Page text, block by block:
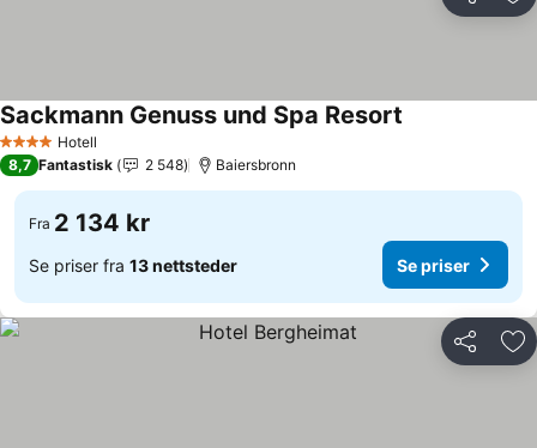
4 StjernerHotell
Sackmann Genuss und Spa Resort
8,7 Fantastisk 2 548 Baiersbronn
Fra 2 134 kr
Se priser fra 13 nettsteder Se priser
Del